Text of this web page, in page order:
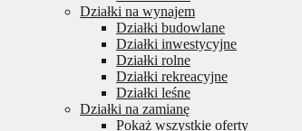
Działki na wynajem
Działki budowlane
Działki inwestycyjne
Działki rolne
Działki rekreacyjne
Działki leśne
Działki na zamianę
Pokaż wszystkie oferty